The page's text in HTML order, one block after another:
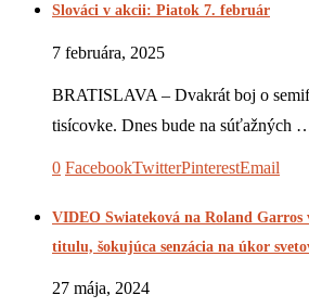
Slováci v akcii: Piatok 7. február
7 februára, 2025
BRATISLAVA – Dvakrát boj o
tisícovke. Dnes bude na súťažných
0 FacebookTwitterPinterestEmail
VIDEO Swiateková na Roland Garros
titulu, šokujúca senzácia na úkor
27 mája, 2024